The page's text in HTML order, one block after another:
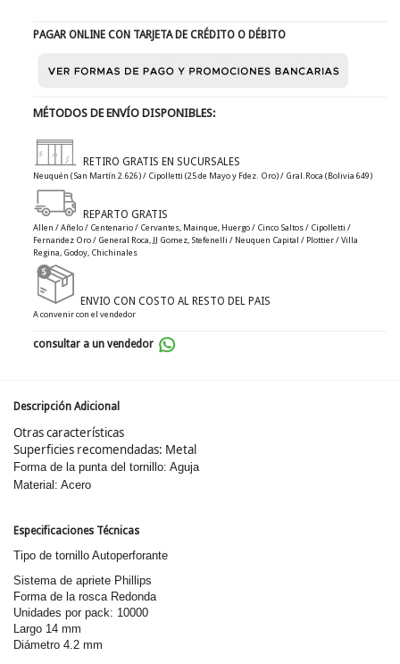
PAGAR ONLINE CON TARJETA DE CRÉDITO O DÉBITO
MÉTODOS DE ENVÍO DISPONIBLES:
RETIRO GRATIS EN SUCURSALES
Neuquén (San Martín 2.626) / Cipolletti (25 de Mayo y Fdez. Oro) / Gral.Roca (Bolivia 649)
REPARTO GRATIS
Allen / Añelo / Centenario / Cervantes, Mainque, Huergo / Cinco Saltos / Cipolletti /
Fernandez Oro / General Roca, JJ Gomez, Stefenelli / Neuquen Capital / Plottier / Villa
Regina, Godoy, Chichinales
ENVIO CON COSTO AL RESTO DEL PAIS
A convenir con el vendedor
consultar a un vendedor
Descripción Adicional
Otras características
Superficies recomendadas: Metal
Forma de la punta del tornillo: Aguja
Material: Acero
Especificaciones Técnicas
Tipo de tornillo Autoperforante
Sistema de apriete Phillips
Forma de la rosca Redonda
Unidades por pack: 10000
Largo 14 mm
Diámetro 4.2 mm